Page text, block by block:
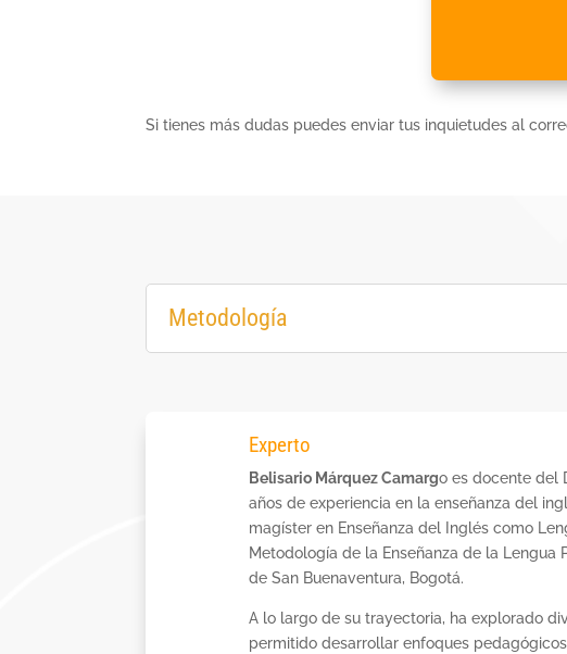
Si tienes más dudas puedes enviar tus inquietudes al
Metodología
Experto
Belisario Márquez Camargo es docente del
años de experiencia en la enseñanza del
magíster en Enseñanza del Inglés como
Metodología de la Enseñanza de la
de San Buenaventura, Bogotá.
A lo largo de su trayectoria, ha explorado
permitido desarrollar enfoques